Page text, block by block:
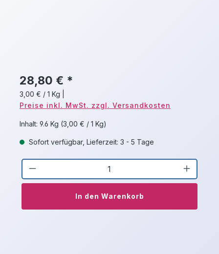
28,80 € *
3,00 € / 1 Kg
Preise inkl. MwSt. zzgl. Versandkosten
Inhalt: 9.6 Kg (3,00 € / 1 Kg)
Sofort verfügbar, Lieferzeit: 3 - 5 Tage
Produkt Anzahl: Gib den
In den Warenkorb